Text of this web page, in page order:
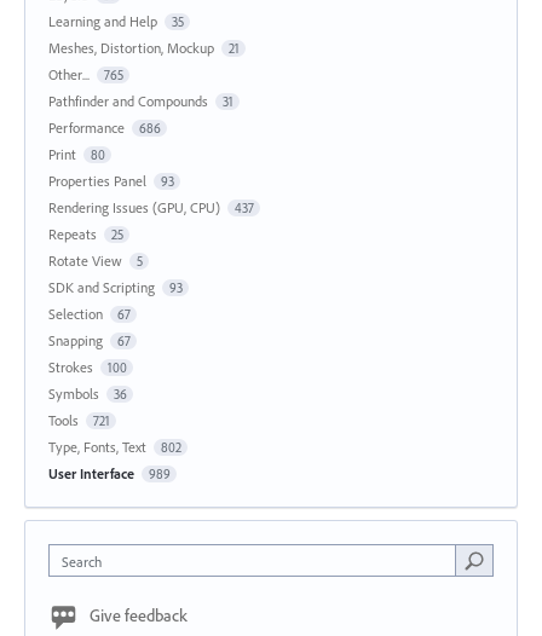
Learning and Help 35
Meshes, Distortion, Mockup 21
Other... 765
Pathfinder and Compounds 31
Performance 686
Print 80
Properties Panel 93
Rendering Issues (GPU, CPU) 437
Repeats 25
Rotate View 5
SDK and Scripting 93
Selection 67
Snapping 67
Strokes 100
Symbols 36
Tools 721
Type, Fonts, Text 802
User Interface 989
Search
Give feedback